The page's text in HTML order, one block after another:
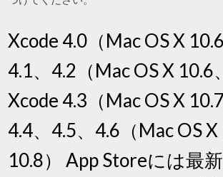
Xcode 4.0（Mac OS X
4.1、4.2（Mac OS X 10.6
Xcode 4.3（Mac OS X
4.4、4.5、4.6（Mac OS X
10.8） App Storeには最